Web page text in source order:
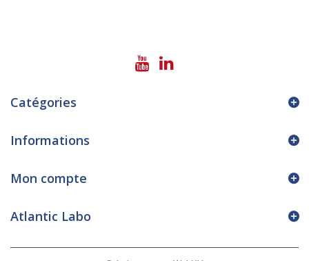
Catégories
Informations
Mon compte
Atlantic Labo